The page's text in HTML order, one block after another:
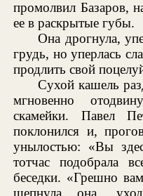
промолвил Базаров,
ее в раскрытые губы.
Она дрогнула,
грудь, но уперлась
продлить свой
Сухой кашель
мгновенно
скамейки. Павел
поклонился и,
унылостью: «Вы
тотчас подобрала
беседки. «Грешно
шепнула она,